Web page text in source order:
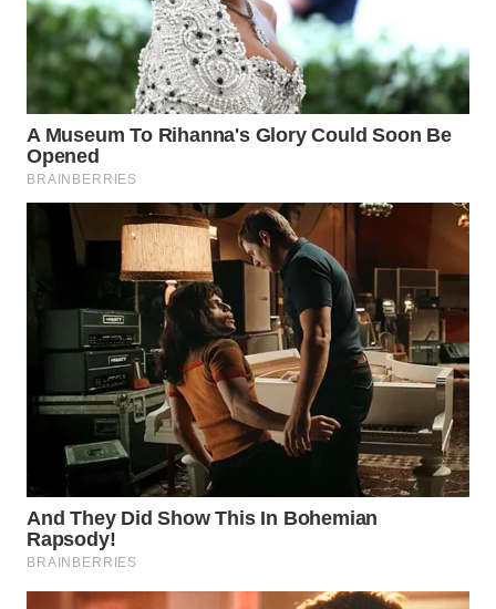
KARAWANG
WN
BEKASI
WN
BOGOR
WN
DEPOK
WN
TAPANULI
UTARA
SAMOSIR
WN
PADANG
LAWAS